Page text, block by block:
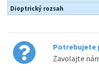
Dioptrický rozsah
Potrebujete
Zavolajte